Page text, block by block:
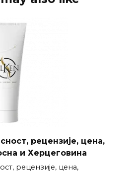
рецензије, цена,
и Херцеговина
рецензије, цена,